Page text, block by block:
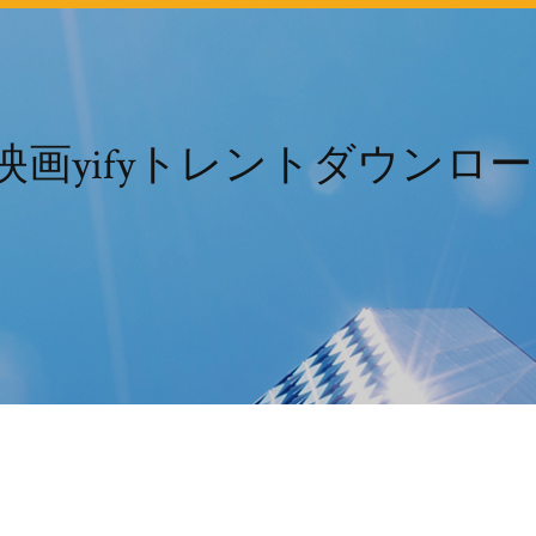
画yifyトレントダウンロ